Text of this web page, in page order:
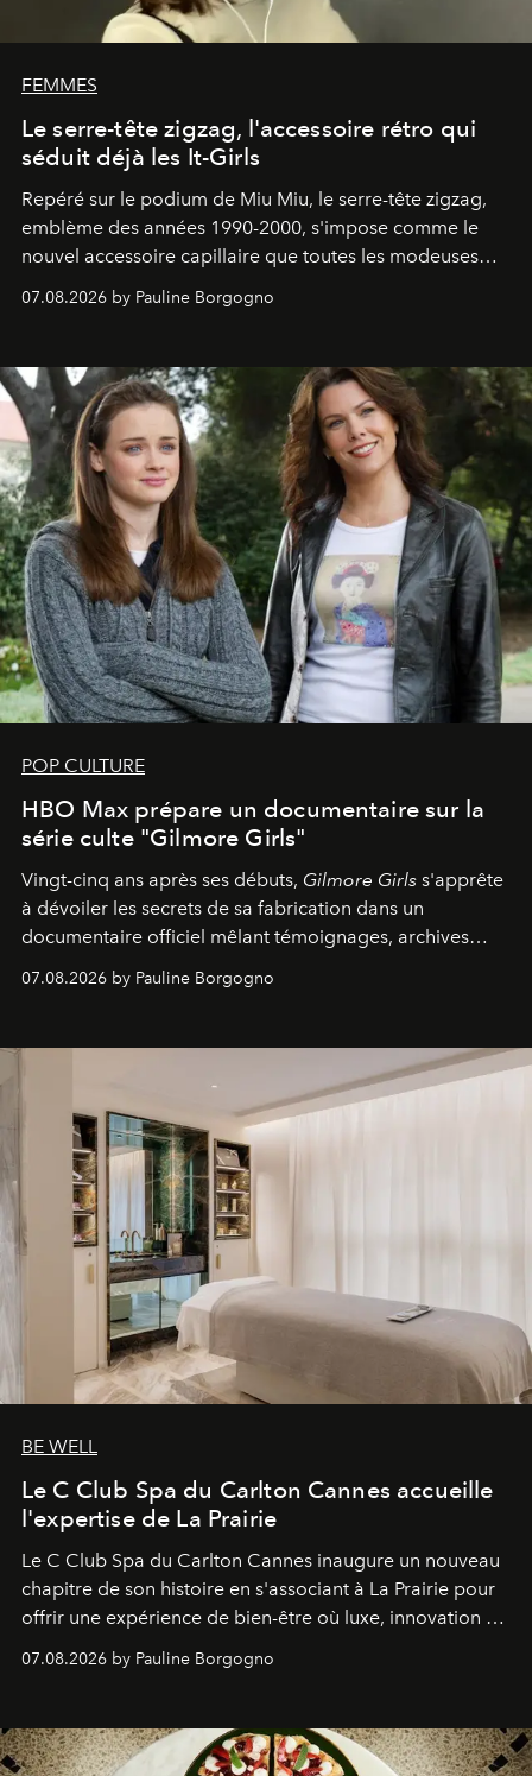
FEMMES
Le serre-tête zigzag, l'accessoire rétro qui
séduit déjà les It-Girls
Repéré sur le podium de Miu Miu, le serre-tête zigzag,
emblème des années 1990-2000, s'impose comme le
nouvel accessoire capillaire que toutes les modeuses
s'arrachent déjà.
07.08.2026 by Pauline Borgogno
POP CULTURE
HBO Max prépare un documentaire sur la
série culte "Gilmore Girls"
Vingt-cinq ans après ses débuts, Gilmore Girls s'apprête
à dévoiler les secrets de sa fabrication dans un
documentaire officiel mêlant témoignages, archives
inédites et plongée dans les coulisses d'un phénomène
générationnel.
07.08.2026 by Pauline Borgogno
BE WELL
Le C Club Spa du Carlton Cannes accueille
l'expertise de La Prairie
Le C Club Spa du Carlton Cannes inaugure un nouveau
chapitre de son histoire en s'associant à La Prairie pour
offrir une expérience de bien-être où luxe, innovation et
expertise se rencontrent.
07.08.2026 by Pauline Borgogno